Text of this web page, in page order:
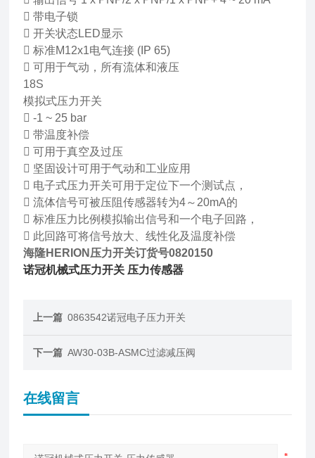
 带电子锁
 开关状态LED显示
 标准M12x1电气连接 (IP 65)
 可用于气动，所有流体和液压
18S
模拟式压力开关
 -1 ~ 25 bar
 带温度补偿
 可用于真空及过压
 坚固设计可用于气动和工业应用
 电子式压力开关可用于定位下一个测试点，
 流体信号可被压阻传感器转为4～20mA的
 标准压力比例模拟输出信号和一个电子回路，
 此回路可将信号放大、线性化及温度补偿
海隆HERION压力开关订货号0820150
诺冠机械式压力开关 压力传感器
上一篇 0863542诺冠电子压力开关
下一篇 AW30-03B-ASMC过滤减压阀
在线留言